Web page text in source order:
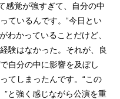
感覚が強すぎて、自分の中
ているんです。“今日とい
わかっていることだけど、
験はなかった。それが、良
自分の中に影響を及ぼし
てしまったんです。“この
と強く感じながら公演を重